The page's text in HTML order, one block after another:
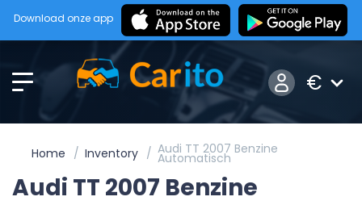
Download onze app
€
Home Inventory Audi TT 2007 Benzine
Automatisch
Audi TT 2007 Benzine